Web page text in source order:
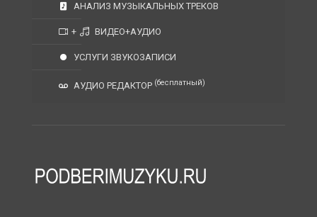
АНАЛИЗ МУЗЫКАЛЬНЫХ ТРЕКОВ
+ ВИДЕО+АУДИО
УСЛУГИ ЗВУКОЗАПИСИ
АУДИО РЕДАКТОР (бесплатный)